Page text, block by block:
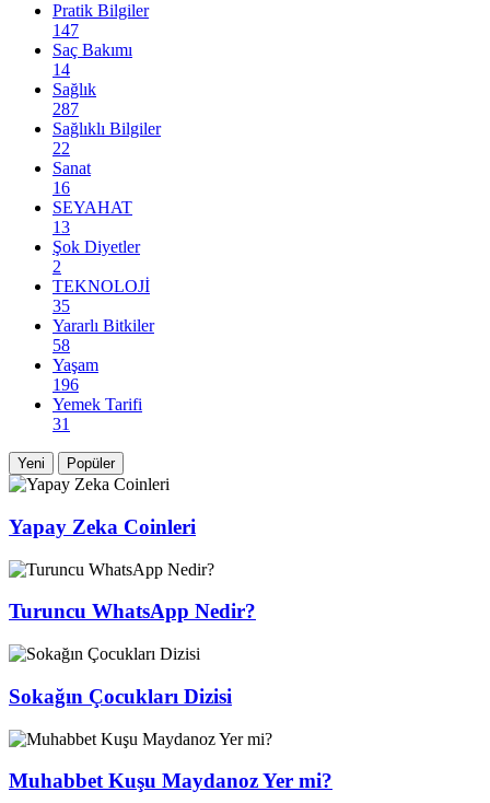
Pratik Bilgiler
147
Saç Bakımı
14
Sağlık
287
Sağlıklı Bilgiler
22
Sanat
16
SEYAHAT
13
Şok Diyetler
2
TEKNOLOJİ
35
Yararlı Bitkiler
58
Yaşam
196
Yemek Tarifi
31
Yeni Popüler
Yapay Zeka Coinleri
Turuncu WhatsApp Nedir?
Sokağın Çocukları Dizisi
Muhabbet Kuşu Maydanoz Yer mi?